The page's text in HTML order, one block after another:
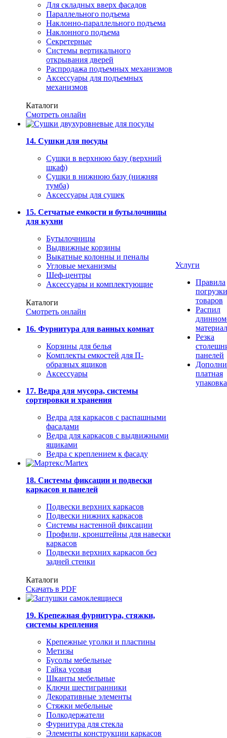
Для складных вверх фасадов
Параллельного подъема
Наклонно-параллельного подъема
Наклонного подъема
Секретерные
Системы вертикального
открывания дверей
Распродажа подъемных механизмов
Аксессуары для подъемных
механизмов
Каталоги
Смотреть онлайн
14. Сушки для посуды
Сушки в верхнюю базу (верхний
шкаф)
Сушки в нижнюю базу (нижняя
тумба)
Аксессуары для сушек
15. Сетчатые емкости и бутылочницы
для кухни
Бутылочницы
Выдвижные корзины
Выкатные колонны и пеналы
Угловые механизмы
Шеф-центры
Аксессуары и комплектующие
Каталоги
Смотреть онлайн
16. Фурнитура для ванных комнат
Корзины для белья
Комплекты емкостей для П-
образных ящиков
Аксессуары
17. Ведра для мусора, системы
сортировки и хранения
Ведра для каркасов с распашными
фасадами
Ведра для каркасов с выдвижными
ящиками
Ведра с креплением к фасаду
18. Системы фиксации и подвески
каркасов и панелей
Подвески верхних каркасов
Подвески нижних каркасов
Системы настенной фиксации
Профили, кронштейны для навески
каркасов
Подвески верхних каркасов без
задней стенки
Каталоги
Скачать в PDF
19. Крепежная фурнитура, стяжки,
системы крепления
Крепежные уголки и пластины
Метизы
Бусолы мебельные
Гайка усовая
Шканты мебельные
Ключи шестигранники
Декоративные элементы
Стяжки мебельные
Полкодержатели
Фурнитура для стекла
Элементы конструкции каркасов
Услуги
Правила
погрузки
товаров
Распил
Резка
панелей
платная
упаковка